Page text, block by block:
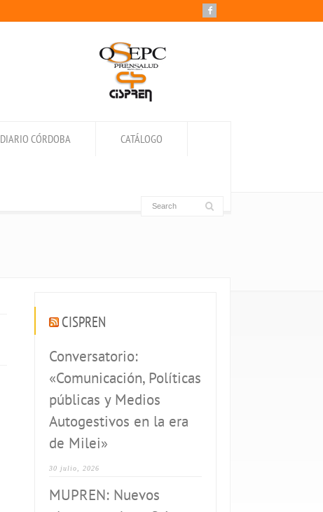
DIARIO CÓRDOBA CATÁLOGO
CISPREN
Conversatorio:
«Comunicación, Políticas
públicas y Medios
Autogestivos en la era
de Milei»
30 julio, 2026
MUPREN: Nuevos